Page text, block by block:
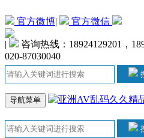
官方微博| 官方微信
|
咨询热线：18924129201，
020-87030040
导航菜单